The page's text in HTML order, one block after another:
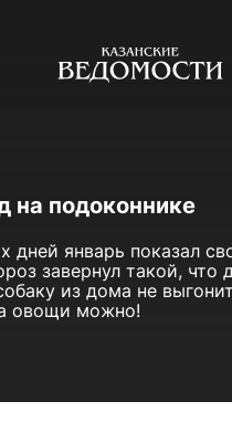
на подоконнике
дней январь показал
завернул такой, что
из дома не
овощи можно!